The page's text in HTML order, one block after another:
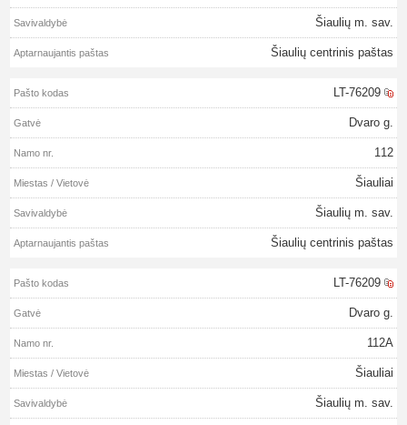
Šiaulių m. sav.
Šiaulių centrinis paštas
LT-76209
Dvaro g.
112
Šiauliai
Šiaulių m. sav.
Šiaulių centrinis paštas
LT-76209
Dvaro g.
112A
Šiauliai
Šiaulių m. sav.